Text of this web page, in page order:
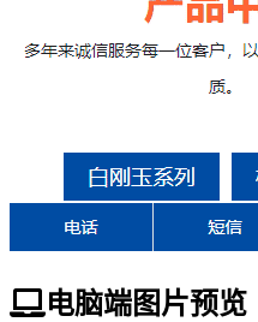
电脑端图片预览